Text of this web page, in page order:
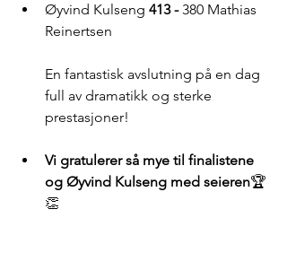
Øyvind Kulseng 413 - 380 Mathias
Reinertsen
En fantastisk avslutning på en dag
full av dramatikk og sterke
prestasjoner!
Vi gratulerer så mye til finalistene
og Øyvind Kulseng med seieren🏆
👏